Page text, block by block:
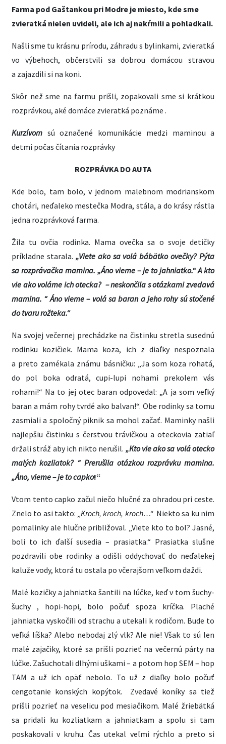
Farma pod Gaštankou pri Modre je miesto, kde sme
zvieratká nielen uvideli, ale ich aj nakŕmili a pohladkali.
Našli sme tu krásnu prírodu, záhradu s bylinkami, zvieratká
vo výbehoch, občerstvili sa dobrou domácou stravou
a zajazdili si na koni.
Skôr než sme na farmu prišli, zopakovali sme si krátkou
rozprávkou, aké domáce zvieratká poznáme .
Kurzívom sú označené komunikácie medzi maminou a
detmi počas čítania rozprávky
ROZPRÁVKA DO AUTA
Kde bolo, tam bolo, v jednom malebnom modrianskom
chotári, neďaleko mestečka Modra, stála, a do krásy rástla
jedna rozprávková farma.
Žila tu ovčia rodinka. Mama ovečka sa o svoje detičky
príkladne starala. „Viete ako sa volá bábätko ovečky? Pýta
sa rozprávačka mamina. „Áno vieme – je to jahniatko.“ A kto
vie ako voláme ich otecka? – neskončila s otázkami zvedavá
mamina. “ Áno vieme – volá sa baran a jeho rohy sú stočené
do tvaru rožteka.“
Na svojej večernej prechádzke na čistinku stretla susednú
rodinku kozičiek. Mama koza, ich z diaľky nespoznala
a preto zamékala známu básničku: „Ja som koza rohatá,
do pol boka odratá, cupi-lupi nohami prekolem vás
rohami!“ Na to jej otec baran odpovedal: „A ja som veľký
baran a mám rohy tvrdé ako balvan!“. Obe rodinky sa tomu
zasmiali a spoločný piknik sa mohol začať. Maminky našli
najlepšiu čistinku s čerstvou trávičkou a oteckovia zatiaľ
držali stráž aby ich nikto nerušil. „Kto vie ako sa volá otecko
malých kozliatok? “ Prerušila otázkou rozprávku mamina.
„Áno, vieme – je to capko!“
Vtom tento capko začul niečo hlučné za ohradou pri ceste.
Znelo to asi takto: „Kroch, kroch, kroch…“Niekto sa ku nim
pomalinky ale hlučne približoval. „Viete kto to bol? Jasné,
boli to ich ďalší susedia – prasiatka.“ Prasiatka slušne
pozdravili obe rodinky a odišli oddychovať do neďalekej
kaluže vody, ktorá tu ostala po včerajšom veľkom daždi.
Malé kozičky a jahniatka šantili na lúčke, keď v tom šuchy-
šuchy , hopi-hopi, bolo počuť spoza kríčka. Plaché
jahniatka vyskočili od strachu a utekali k rodičom. Bude to
veľká líška? Alebo nebodaj zlý vlk? Ale nie! Však to sú len
malé zajačiky, ktoré sa prišli pozrieť na večernú párty na
lúčke. Zašuchotali dlhými uškami – a potom hop SEM – hop
TAM a už ich opäť nebolo. To už z diaľky bolo počuť
cengotanie konských kopýtok. Zvedavé koníky sa tiež
prišli pozrieť na veselicu pod mesiačikom. Malé žriebätká
sa pridali ku kozliatkam a jahniatkam a spolu si tam
poskakovali v kruhu. Čas utekal veľmi rýchlo a preto si